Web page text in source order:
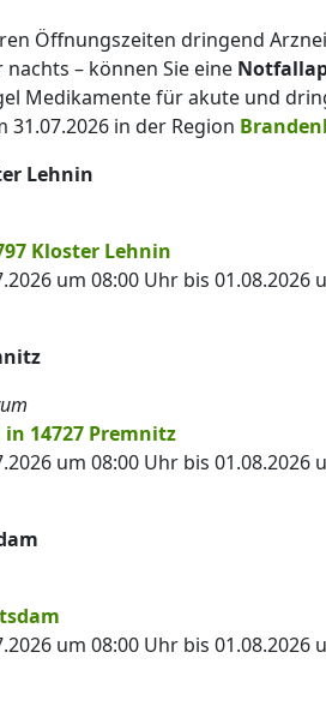
Öffnungszeiten dringend
– können Sie eine
Medikamente für akute und
in der Region
Lehnin
Kloster Lehnin
um 08:00 Uhr bis 01.08.2026
14727 Premnitz
um 08:00 Uhr bis 01.08.2026
um 08:00 Uhr bis 01.08.2026